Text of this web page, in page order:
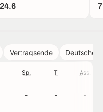
24.6
Vertragsende Deutsche
Sp. T Ass.
- - -